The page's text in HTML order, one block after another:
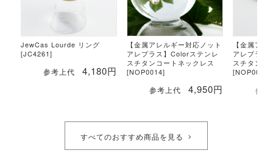
JewCas Lourde リング
[JC4261]
参考上代
4,180円
【金属アレルギー対応ノット
アレプラス】Colorステンレ
スチタンコートネックレス
[NOP0014]
参考上代
4,950円
【金属ア
アレプラス
スチタンコ
[NOP0029]
参考
すべてのおすすめ商品を見る